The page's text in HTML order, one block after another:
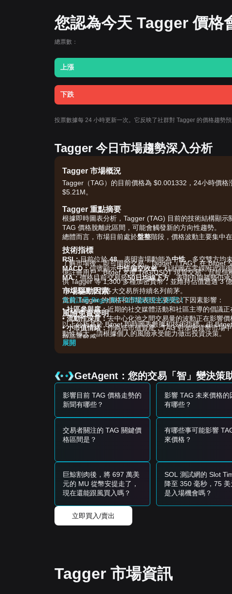
您認為今天 Tagger 價格
總票數：
上漲
下跌
投票數據每 24 小時更新一次。它反映了社群對 Tagger 的價格趨勢預
Tagger 今日市場趨勢深入分析
Tagger 市場概況
Tagger（TAG）的目前價格為 $0.001332，24小時價
$5.21M。
Tagger 重點摘要
根據即時圖表分析，Tagger (TAG) 目前的技術結構顯示
TAG 價格脫離此區間，可能會觸發新的方向性趨勢。
總體而言，市場目前處於盤整階段，價格波動主要集中
技術指標
RSI：目前位於48，表明市場動能為中性，多空雙方均
MACD：信號顯示中性偏空收斂，柱狀圖在零線附近徘
MA：價格目前交易於50日均線下方 ，表明中期趨勢仍
市場驅動因素
當前 Tagger 的價格和市場表現主要受以下因素影響：
•社區參與度：近期的社交媒體活動和社區主導的倡議正
•流動性深度：去中心化池之間交易量的波動正在影響價
•小市值情緒：作為低市值資產，TAG 對加密貨幣市場
持高度敏感。
• 如果 TAG 價格接近 $0.00000000041並出現反轉信號
$0.00000000058
並伴隨交易量顯著增
風險情景
• 如果 TAG 價格收盤跌破
$0.00000000038 水平，市
買入策略
基於當前市場結構，建議以下策略：
保守型投資者
趨勢投資者
• 如果價格突破$0.00000000058 阻力位，可能會出現
長期投資者
• 只要市場保持在關鍵的
$0.00000000035水平之上，長
趨勢總結
市場洞察
從短期來看，Tagger 過去 7 天展現了
市場共識
分析師們的普遍共識是，雖然 Tagger 在近期可能經歷
了解市場後，即可開始交易。Tagger（TAG）在 Bitget
億註冊用戶。Bitget 支援 TAG/USDT 現貨交易，且提
供 Tagger 等 1,300 多種加密貨幣，並維持估值超過 3
TAG 交易量在各大交易所持續名列前茅。
免費註冊 Bitget 帳戶並開啟您的交易吧！
風險免責聲明
以上分析基於 Bitget 即時圖表數據和技術指標，由
動性極大，請根據個人的風險承受能力做出投資決策。
展開
GetAgent：您的交易「智」變決策
影響目前 TAG 價格走勢的
新聞有哪些？
影響 TAG 未來價格的
有哪些？
交易者關注的 TAG 關鍵價
格區間是？
有哪些事可能影響
來價格？
巨鯨割肉後，將 697 萬美
元的 MU 從幣安提走了，
現在還能跟風買入嗎？
SOL 測試網的 Slot
降至 350 毫秒，75 美
是入場機會嗎？
立即買入/賣出
Tagger 市場資訊